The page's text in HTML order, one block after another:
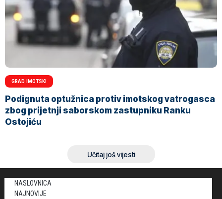
GRAD IMOTSKI
Podignuta optužnica protiv imotskog vatrogasca
zbog prijetnji saborskom zastupniku Ranku
Ostojiću
Učitaj još vijesti
NASLOVNICA
NAJNOVIJE